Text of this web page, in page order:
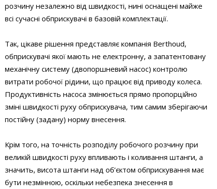
розчину незалежно від швидкості, нині оснащені майже
всі сучасні обприскувачі в базовій комплектації.
Так, цікаве рішення представляє компанія Berthoud,
обприскувачі якої мають не електронну, а запатентовану
механічну систему (двопоршневий насос) контролю
витрати робочої рідини, що працює від приводу колеса.
Продуктивність насоса змінюється прямо пропорційно
зміні швидкості руху обприскувача, тим самим зберігаючи
постійну (задану) норму внесення.
Крім того, на точність розподілу робочого розчину при
великій швидкості руху впливають і коливання штанги, а
значить, висота штанги над об’єктом обприскування має
бути незмінною, оскільки небезпека знесення в